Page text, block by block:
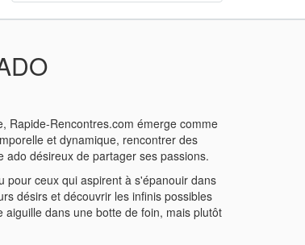
Rapide-Rencontres.com émerge comme
et dynamique, rencontrer des
désireux de partager ses passions.
pour ceux qui aspirent à s'épanouir dans
désirs et découvrir les infinis possibles
dans une botte de foin, mais plutôt